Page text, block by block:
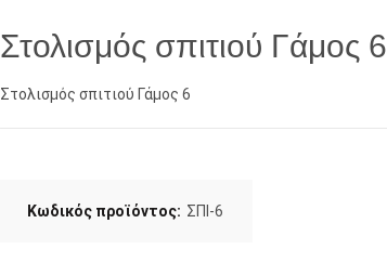
Στολισμός σπιτιού Γάμος 6
Στολισμός σπιτιού Γάμος 6
Κωδικός προϊόντος: ΣΠΙ-6